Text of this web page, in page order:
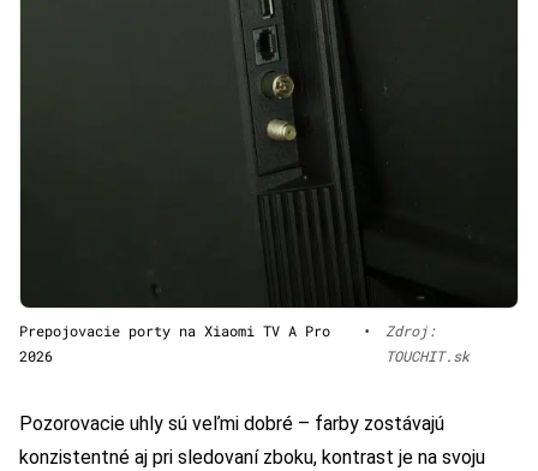
Prepojovacie porty na Xiaomi TV A Pro
2026
•
Zdroj:
TOUCHIT.sk
Pozorovacie uhly sú veľmi dobré – farby zostávajú
konzistentné aj pri sledovaní zboku, kontrast je na svoju